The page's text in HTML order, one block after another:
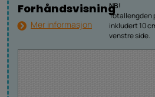
ForhåndsvisningNB!
Totallengden
inkludert 10
venstre side.
Mer informasjon